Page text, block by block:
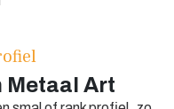
Als de deur sluit
of schilderijen.
Metaal Art